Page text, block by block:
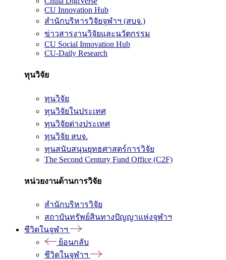
CU Innovation Hub
สำนักบริหารวิจัยจุฬาฯ (สบจ.)
ข่าวสารงานวิจัยและนวัตกรรม
CU Social Innovation Hub
CU-Daily Research
ทุนวิจัย
ทุนวิจัย
ทุนวิจัยในประเทศ
ทุนวิจัยต่างประเทศ
ทุนวิจัย สบจ.
ทุนสนับสนุนยุทธศาสตร์การวิจัย
The Second Century Fund Office (C2F)
หน่วยงานด้านการวิจัย
สำนักบริหารวิจัย
สถาบันทรัพย์สินทางปัญญาแห่งจุฬาฯ
ชีวิตในจุฬาฯ
ย้อนกลับ
ชีวิตในจุฬาฯ